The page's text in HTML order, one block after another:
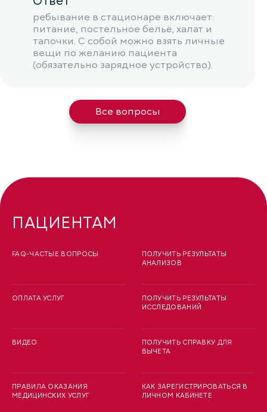
Все вопросы
ребывание в стационаре включает:
питание, постельное бельё, халат и
тапочки. С собой можно взять личные
вещи по желанию пациента
(обязательно зарядное устройство).
ПАЦИЕНТАМ
FAQ-ЧАСТЫЕ ВОПРОСЫ
ОПЛАТА УСЛУГ
ВИДЕО
ПРАВИЛА ОКАЗАНИЯ
МЕДИЦИНСКИХ УСЛУГ
ПОЛУЧИТЬ РЕЗУЛЬТАТЫ
АНАЛИЗОВ
ПОЛУЧИТЬ РЕЗУЛЬТАТЫ
ИССЛЕДОВАНИЙ
ПОЛУЧИТЬ СПРАВКУ ДЛЯ
ВЫЧЕТА
КАК ЗАРЕГИСТРИРОВАТЬСЯ В
ЛИЧНОМ КАБИНЕТЕ